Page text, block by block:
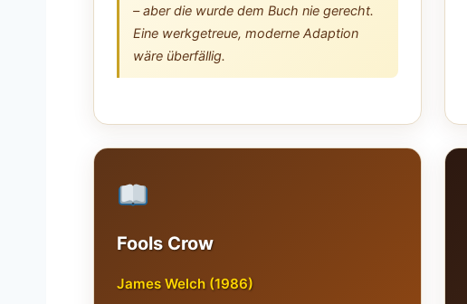
– aber die wurde dem Buch nie gerecht.
Eine werkgetreue, moderne Adaption
wäre überfällig.
Fools Crow
James Welch (1986)